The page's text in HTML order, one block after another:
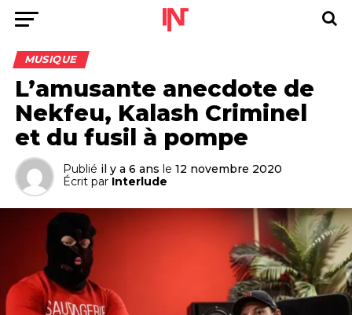
MUSIQUE
L’amusante anecdote de
Nekfeu, Kalash Criminel
et du fusil à pompe
Publié il y a 6 ans le 12 novembre 2020
Écrit par Interlude